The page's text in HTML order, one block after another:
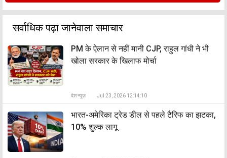
सर्वाधिक पढ़ा जानेवाला समाचार
PM के ऐलान से नहीं मानी CJP, राहुल गांधी ने भी
खोला सरकार के खिलाफ मोर्चा
देश न्यूज़ Jul 23, 2026 12:14:10
भारत-अमेरिका ट्रेड डील से पहले टैरिफ का झटका,
10% शुल्क लागू